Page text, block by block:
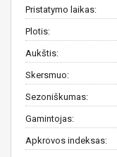
Pristatymo laikas:
Plotis:
Aukštis:
Skersmuo:
Sezoniškumas:
Gamintojas:
Apkrovos indeksas: